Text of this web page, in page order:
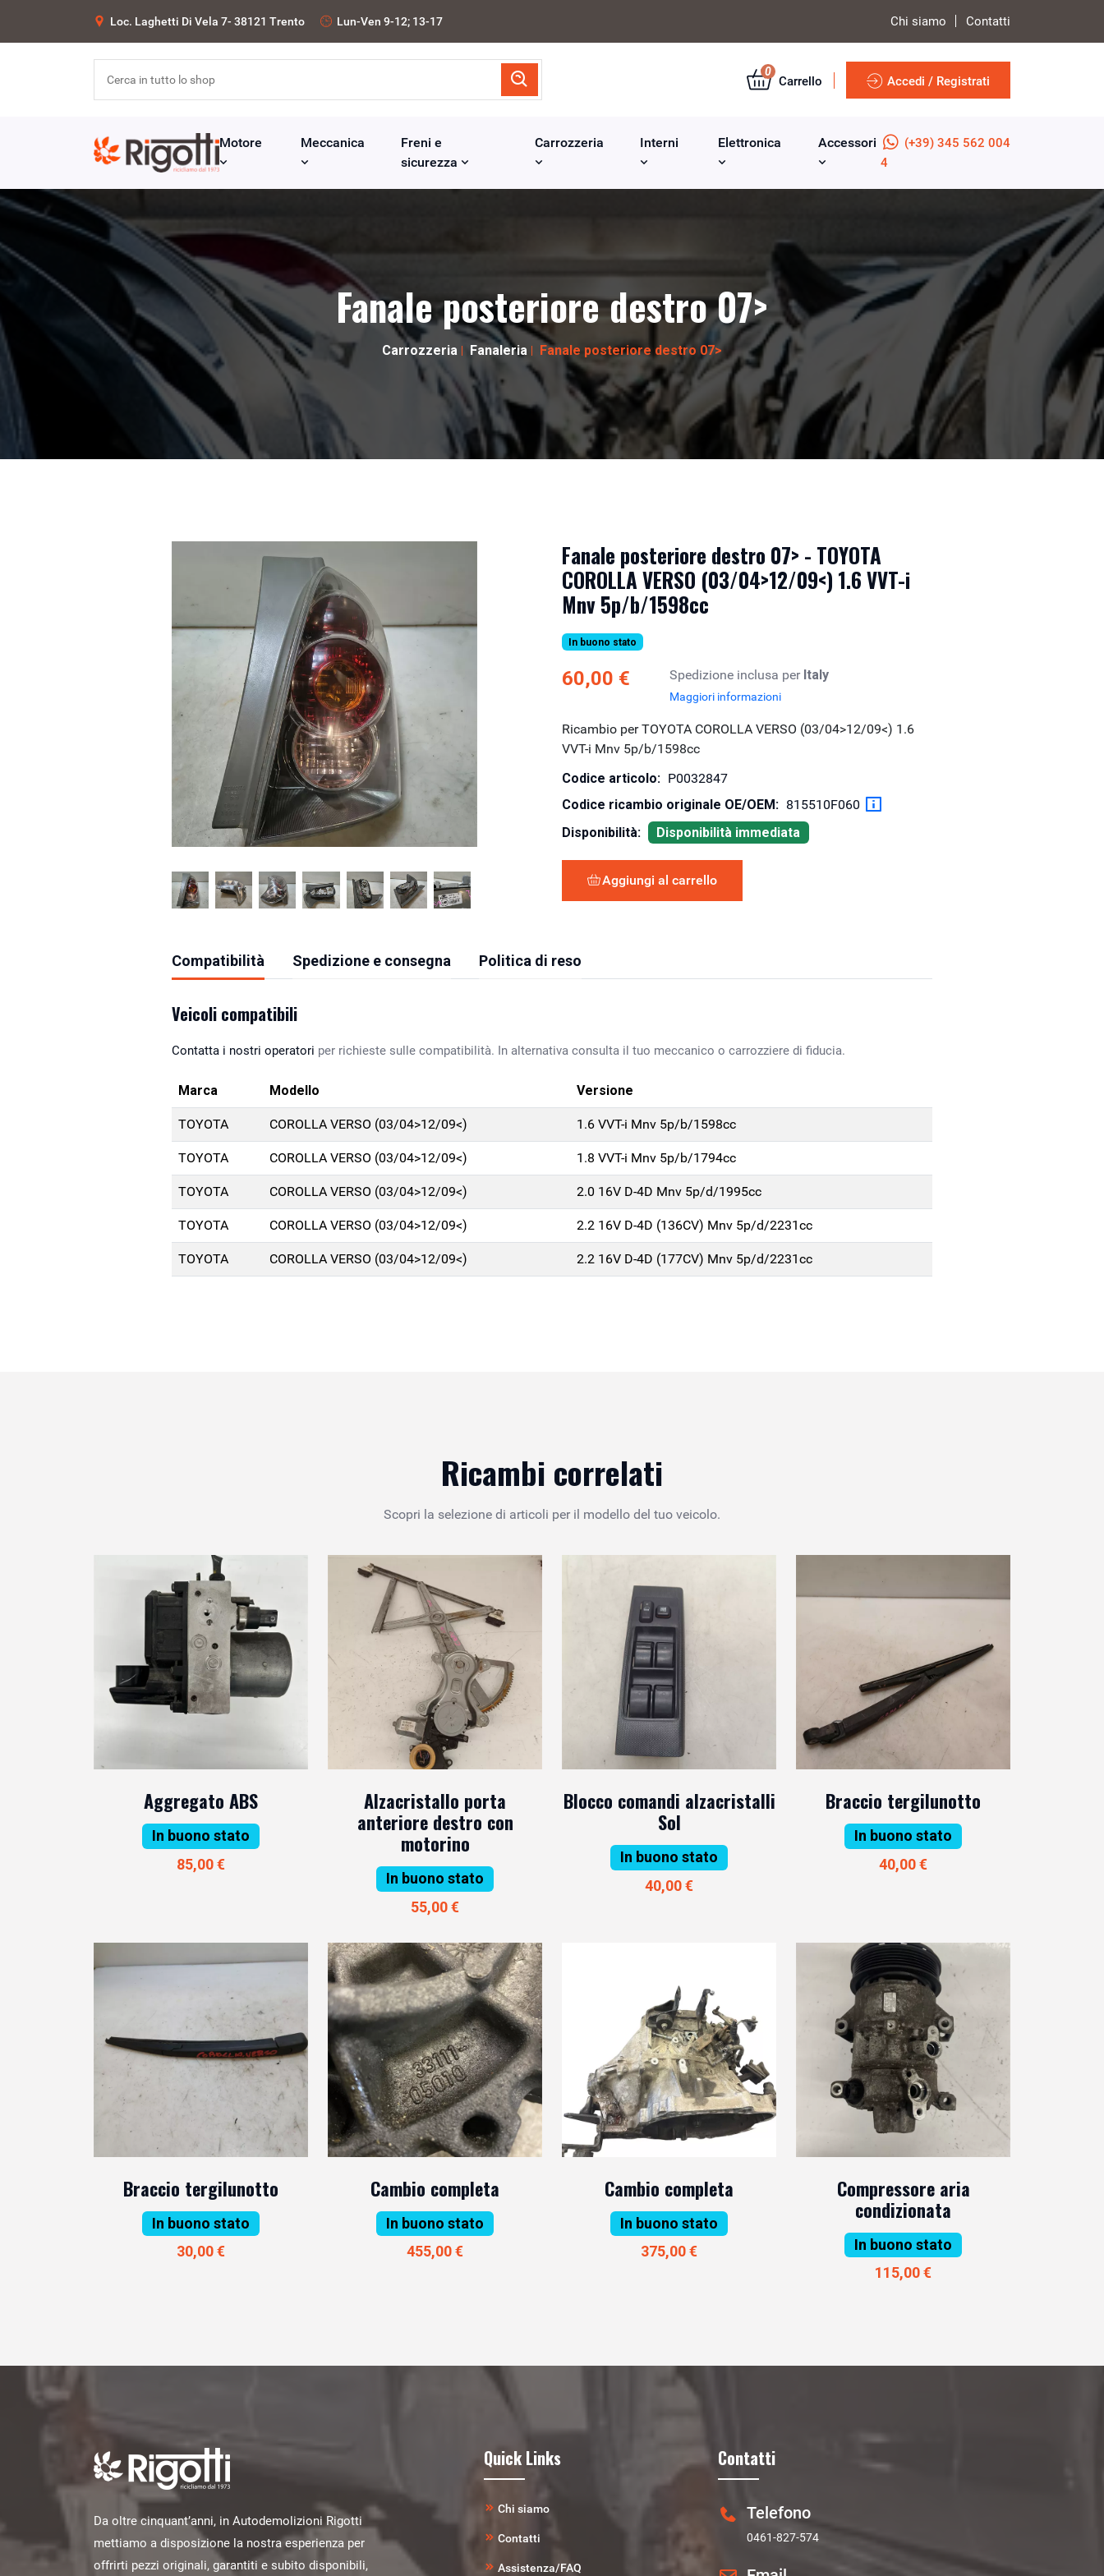
Loc. Laghetti Di Vela 7- 38121 Trento Lun-Ven 9-12; 13-17 Chi siamo Contatti
0
Carrello Accedi / Registrati
Motore Meccanica
Freni e
sicurezza
Carrozzeria Interni Elettronica Accessori
(+39) 345 562 004
4
Fanale posteriore destro 07>
Carrozzeria Fanaleria Fanale posteriore destro 07>
Fanale posteriore destro 07> - TOYOTA
COROLLA VERSO (03/04>12/09<) 1.6 VVT-i
Mnv 5p/b/1598cc
In buono stato
60,00 € Spedizione inclusa per Italy
Maggiori informazioni
Ricambio per TOYOTA COROLLA VERSO (03/04>12/09<) 1.6
VVT-i Mnv 5p/b/1598cc
Codice articolo: P0032847
Codice ricambio originale OE/OEM: 815510F060
Disponibilità:
Disponibilità immediata
Aggiungi al carrello
Compatibilità Spedizione e consegna Politica di reso
Veicoli compatibili
Contatta i nostri operatori per richieste sulle compatibilità. In alternativa consulta il tuo meccanico o carrozziere di fiducia.
Marca Modello Versione
TOYOTA COROLLA VERSO (03/04>12/09<) 1.6 VVT-i Mnv 5p/b/1598cc
TOYOTA COROLLA VERSO (03/04>12/09<) 1.8 VVT-i Mnv 5p/b/1794cc
TOYOTA COROLLA VERSO (03/04>12/09<) 2.0 16V D-4D Mnv 5p/d/1995cc
TOYOTA COROLLA VERSO (03/04>12/09<) 2.2 16V D-4D (136CV) Mnv 5p/d/2231cc
TOYOTA COROLLA VERSO (03/04>12/09<) 2.2 16V D-4D (177CV) Mnv 5p/d/2231cc
Ricambi correlati
Scopri la selezione di articoli per il modello del tuo veicolo.
Aggregato ABS
In buono stato
85,00 €
Alzacristallo porta
anteriore destro con
motorino
In buono stato
55,00 €
Blocco comandi alzacristalli
Sol
In buono stato
40,00 €
Braccio tergilunotto
In buono stato
40,00 €
Braccio tergilunotto
In buono stato
30,00 €
Cambio completa
In buono stato
455,00 €
Cambio completa
In buono stato
375,00 €
Compressore aria
condizionata
In buono stato
115,00 €
Da oltre cinquant’anni, in Autodemolizioni Rigotti
mettiamo a disposizione la nostra esperienza per
offrirti pezzi originali, garantiti e subito disponibili,
Quick Links
Chi siamo
Contatti
Assistenza/FAQ
Contatti
Telefono
0461-827-574